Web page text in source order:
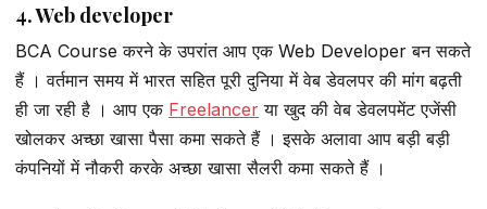
4. Web developer
BCA Course करने के उपरांत आप एक Web Developer बन सकते
हैं । वर्तमान समय में भारत सहित पूरी दुनिया में वेब डेवलपर की मांग बढ़ती
ही जा रही है । आप एक Freelancer या खुद की वेब डेवलपमेंट एजेंसी
खोलकर अच्छा खासा पैसा कमा सकते हैं । इसके अलावा आप बड़ी बड़ी
कंपनियों में नौकरी करके अच्छा खासा सैलरी कमा सकते हैं ।